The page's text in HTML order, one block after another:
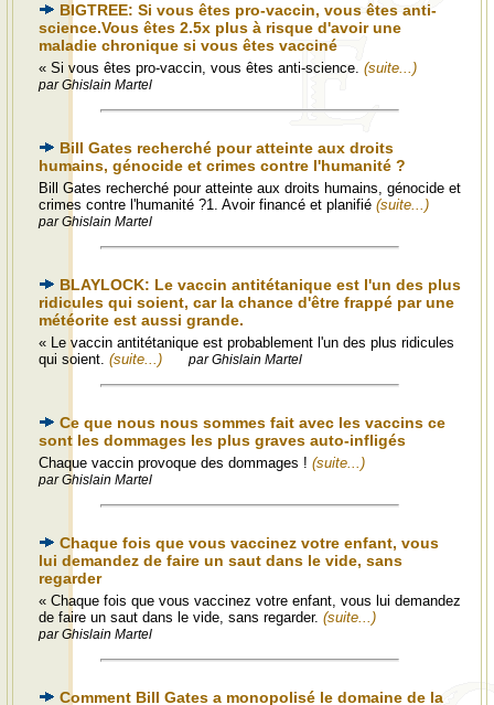
BIGTREE: Si vous êtes pro-vaccin, vous êtes anti-
science.Vous êtes 2.5x plus à risque d'avoir une
maladie chronique si vous êtes vacciné
« Si vous êtes pro-vaccin, vous êtes anti-science. (suite...)
par Ghislain Martel
Bill Gates recherché pour atteinte aux droits
humains, génocide et crimes contre l'humanité ?
Bill Gates recherché pour atteinte aux droits humains, génocide et
crimes contre l'humanité ?1. Avoir financé et planifié (suite...)
par Ghislain Martel
BLAYLOCK: Le vaccin antitétanique est l'un des plus
ridicules qui soient, car la chance d'être frappé par une
météorite est aussi grande.
« Le vaccin antitétanique est probablement l'un des plus ridicules
qui soient. (suite...) par Ghislain Martel
Ce que nous nous sommes fait avec les vaccins ce
sont les dommages les plus graves auto-infligés
Chaque vaccin provoque des dommages ! (suite...)
par Ghislain Martel
Chaque fois que vous vaccinez votre enfant, vous
lui demandez de faire un saut dans le vide, sans
regarder
« Chaque fois que vous vaccinez votre enfant, vous lui demandez
de faire un saut dans le vide, sans regarder. (suite...)
par Ghislain Martel
Comment Bill Gates a monopolisé le domaine de la